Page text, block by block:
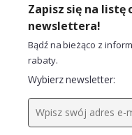
Zapisz się na listę
newslettera!
Bądź na bieżąco z
rabaty.
Wybierz newsletter: